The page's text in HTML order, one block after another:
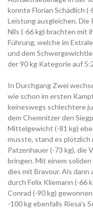
konnte Florian Schädlich
Leistung ausgleichen. Die
Nils (-66 kg) brachten mit
Führung, welche im
und dem
der 90 kg Kategorie auf
In Durchgang Zwei
wie schon im ersten
keineswegs schlechtere
dem Chemnitzer den
Mittelgewicht (-81 kg)
musste, stand es plötzlich
Patzenhauer (-73 kg), die
bringen. Mit einem
dies mit Bravour. Als
durch Felix Kliemann (-66
Conrad (-90 kg)
-100 kg ebenfalls Riesa’s